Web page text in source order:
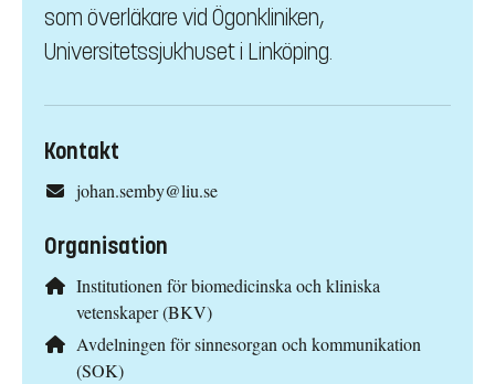
som överläkare vid Ögonkliniken,
Universitetssjukhuset i Linköping.
Kontakt
johan.semby@liu.se
Organisation
Institutionen för biomedicinska och kliniska
vetenskaper (BKV)
Avdelningen för sinnesorgan och kommunikation
(SOK)